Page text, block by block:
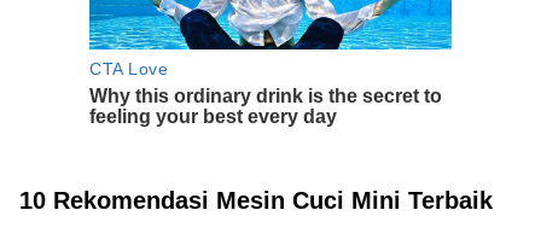
10 Rekomendasi Mesin Cuci Mini Terbaik